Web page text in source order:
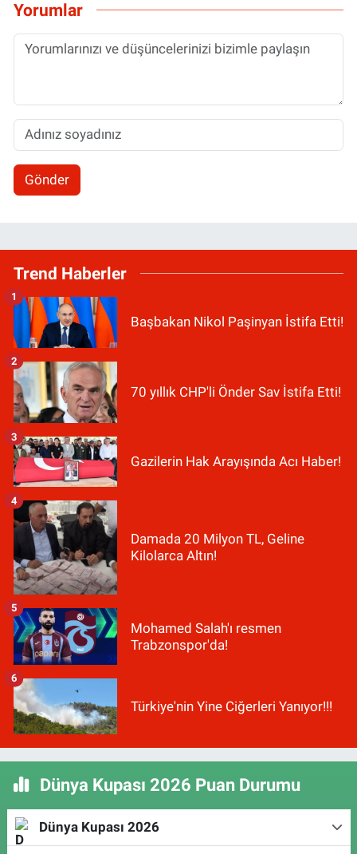
Yorumlar
Gönder
Trend Haberler
Başbakan Nikol Paşinyan İstifa Etti!
1
70 yıllık CHP'li Önder Sav İstifa Etti!
2
Gazilerin Hak Arayışında Acı Haber!
3
Damada 20 Milyon TL, Geline
Kilolarca Altın!
4
Mohamed Salah'ı resmen
Trabzonspor'da!
5
Türkiye'nin Yine Ciğerleri Yanıyor!!!
6
Dünya Kupası 2026 Puan Durumu
Dünya Kupası 2026